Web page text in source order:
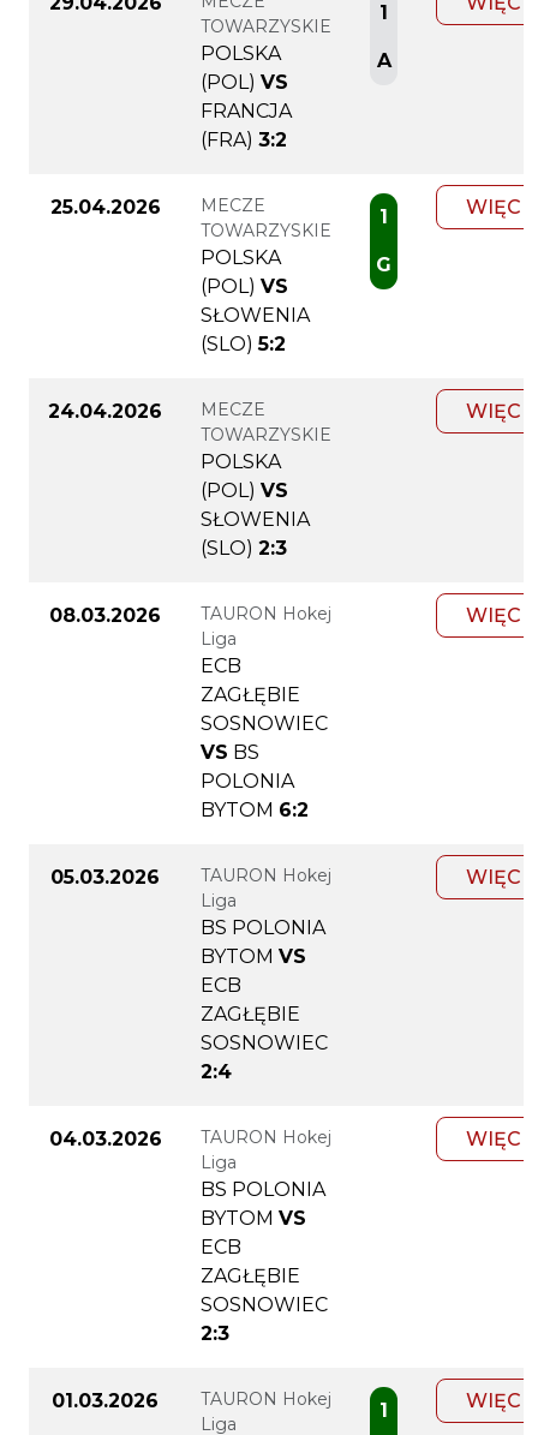
TOWARZYSKIE
POLSKA
(POL) VS
FRANCJA
(FRA) 3:2
1
A
25.04.2026
MECZE
TOWARZYSKIE
POLSKA
(POL) VS
SŁOWENIA
(SLO) 5:2
1
G
24.04.2026
MECZE
TOWARZYSKIE
POLSKA
(POL) VS
SŁOWENIA
(SLO) 2:3
08.03.2026
TAURON Hokej
Liga
ECB
ZAGŁĘBIE
SOSNOWIEC
VS BS
POLONIA
BYTOM 6:2
05.03.2026
TAURON Hokej
Liga
BS POLONIA
BYTOM VS
ECB
ZAGŁĘBIE
SOSNOWIEC
2:4
04.03.2026
TAURON Hokej
Liga
BS POLONIA
BYTOM VS
ECB
ZAGŁĘBIE
SOSNOWIEC
2:3
01.03.2026
TAURON Hokej
Liga
1